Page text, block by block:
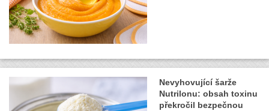
Nevyhovující šarže
Nutrilonu: obsah toxinu
překročil bezpečnou